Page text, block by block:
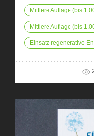
Mittlere Auflage (bis
Mittlere Auflage (bis
Einsatz regenerative